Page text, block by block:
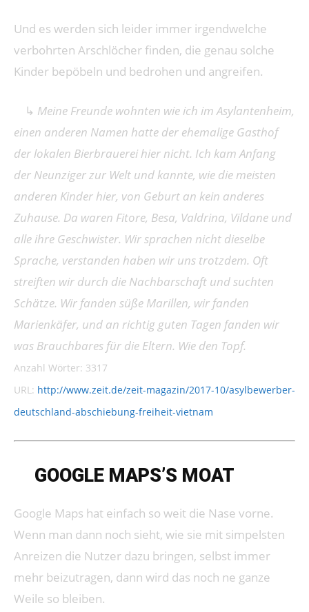
Und es werden sich leider immer irgendwelche
verbohrten Arschlöcher finden, die genau solche
Kinder bepöbeln und bedrohen und angreifen.
↳ Meine Freunde wohnten wie ich im Asylantenheim,
einen anderen Namen hatte der ehemalige Gasthof
der lokalen Bierbrauerei hier nicht. Ich kam Anfang
der Neunziger zur Welt und kannte, wie die meisten
anderen Kinder hier, von Geburt an kein anderes
Zuhause. Da waren Fitore, Besa, Valdrina, Vildane und
alle ihre Geschwister. Wir sprachen nicht dieselbe
Sprache, verstanden haben wir uns trotzdem. Oft
streiften wir durch die Nachbarschaft und suchten
Schätze. Wir fanden süße Marillen, wir fanden
Marienkäfer, und an richtig guten Tagen fanden wir
was Brauchbares für die Eltern. Wie den Topf.
Anzahl Wörter: 3317
URL: http://www.zeit.de/zeit-magazin/2017-10/asylbewerber-
deutschland-abschiebung-freiheit-vietnam
GOOGLE MAPS’S MOAT
Google Maps hat einfach so weit die Nase vorne.
Wenn man dann noch sieht, wie sie mit simpelsten
Anreizen die Nutzer dazu bringen, selbst immer
mehr beizutragen, dann wird das noch ne ganze
Weile so bleiben.